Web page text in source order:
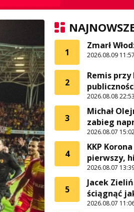
1
Zmarł
2026.08.09 11:57
2
Remis
2026.08.08 22:53
3
Michał
zabieg
2026.08.07
4
KKP
pierwszy,
2026.08.07
5
Jacek
ściągnąć
2026.08.07